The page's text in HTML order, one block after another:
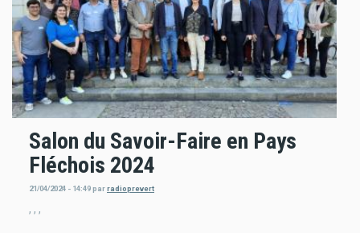
Salon du Savoir-Faire en Pays
Fléchois 2024
21/04/2024 - 14:49parradioprevert
, , ,